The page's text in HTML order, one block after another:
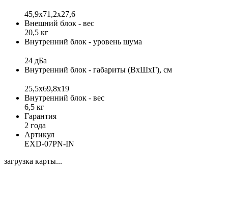
45,9x71,2х27,6
Внешний блок - вес
20,5 кг
Внутренний блок - уровень шума
24 дБа
Внутренний блок - габариты (ВхШхГ), см
25,5x69,8x19
Внутренний блок - вес
6,5 кг
Гарантия
2 года
Артикул
EXD-07PN-IN
загрузка карты...